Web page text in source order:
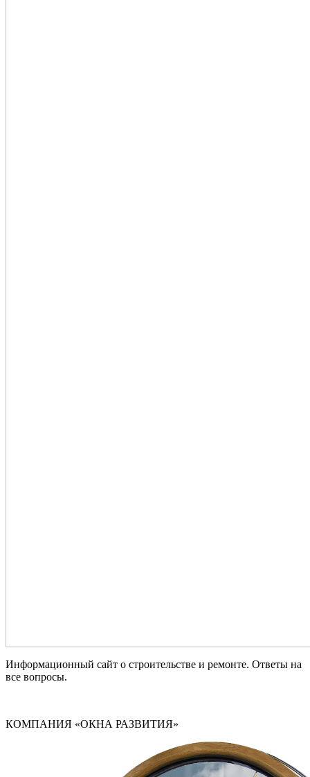
Информационный сайт о строительстве и ремонте. Ответы на
все вопросы.
КОМПАНИЯ «ОКНА РАЗВИТИЯ»